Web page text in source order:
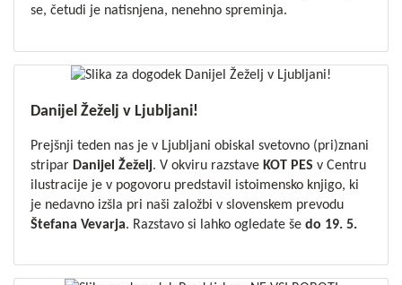
se, četudi je natisnjena, nenehno spreminja.
Danijel Žeželj v Ljubljani!
Prejšnji teden nas je v Ljubljani obiskal svetovno (pri)znani
stripar Danijel Žeželj. V okviru razstave KOT PES v Centru
ilustracije je v pogovoru predstavil istoimensko knjigo, ki
je nedavno izšla pri naši založbi v slovenskem prevodu
Štefana Vevarja. Razstavo si lahko ogledate še do 19. 5.